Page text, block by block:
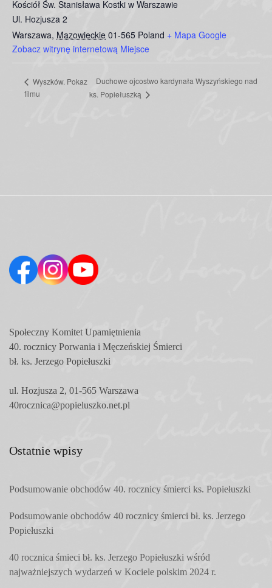
Kościół Św. Stanisława Kostki w Warszawie
Ul. Hozjusza 2
Warszawa, Mazowieckie 01-565 Poland + Mapa Google
Zobacz witrynę internetową Miejsce
Wyszków. Pokaz
filmu
Duchowe ojcostwo kardynała Wyszyńskiego nad
ks. Popiełuszką
Społeczny Komitet Upamiętnienia
40. rocznicy Porwania i Męczeńskiej Śmierci
bł. ks. Jerzego Popiełuszki
ul. Hozjusza 2, 01-565 Warszawa
40rocznica@popieluszko.net.pl
Ostatnie wpisy
Podsumowanie obchodów 40. rocznicy śmierci ks. Popiełuszki
Podsumowanie obchodów 40 rocznicy śmierci bł. ks. Jerzego
Popiełuszki
40 rocznica śmieci bł. ks. Jerzego Popiełuszki wśród
najważniejszych wydarzeń w Kociele polskim 2024 r.